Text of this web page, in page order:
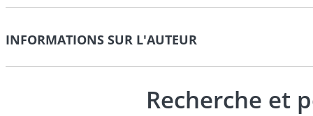
INFORMATIONS SUR L'AUTEUR
Recherche et